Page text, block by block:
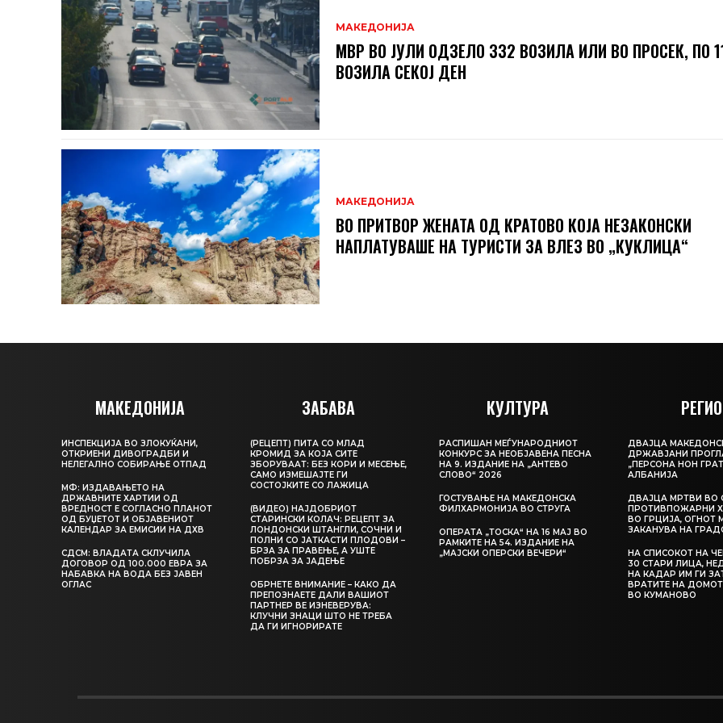
МАКЕДОНИЈА
МВР ВО ЈУЛИ ОДЗЕЛО 332 ВОЗИЛА ИЛИ ВО ПРОСЕК, ПО
ВОЗИЛА СЕКОЈ ДЕН
МАКЕДОНИЈА
ВО ПРИТВОР ЖЕНАТА ОД КРАТОВО КОЈА НЕЗАКОНСКИ
НАПЛАТУВАШЕ НА ТУРИСТИ ЗА ВЛЕЗ ВО „КУКЛИЦА“
МАКЕДОНИЈА
ИНСПЕКЦИЈА ВО ЗЛОКУЌАНИ,
ОТКРИЕНИ ДИВОГРАДБИ И
НЕЛЕГАЛНО СОБИРАЊЕ ОТПАД
МФ: ИЗДАВАЊЕТО НА
ДРЖАВНИТЕ ХАРТИИ ОД
ВРЕДНОСТ Е СОГЛАСНО ПЛАНОТ
ОД БУЏЕТОТ И ОБЈАВЕНИОТ
КАЛЕНДАР ЗА ЕМИСИИ НА ДХВ
СДСМ: ВЛАДАТА СКЛУЧИЛА
ДОГОВОР ОД 100.000 ЕВРА ЗА
НАБАВКА НА ВОДА БЕЗ ЈАВЕН
ОГЛАС
ЗАБАВА
(РЕЦЕПТ) ПИТА СО МЛАД
КРОМИД ЗА КОЈА СИТЕ
ЗБОРУВААТ: БЕЗ КОРИ И МЕСЕЊЕ,
САМО ИЗМЕШАЈТЕ ГИ
СОСТОЈКИТЕ СО ЛАЖИЦА
(ВИДЕО) НАЈДОБРИОТ
СТАРИНСКИ КОЛАЧ: РЕЦЕПТ ЗА
ЛОНДОНСКИ ШТАНГЛИ, СОЧНИ И
ПОЛНИ СО ЈАТКАСТИ ПЛОДОВИ –
БРЗА ЗА ПРАВЕЊЕ, А УШТЕ
ПОБРЗА ЗА ЈАДЕЊЕ
ОБРНЕТЕ ВНИМАНИЕ – КАКО ДА
ПРЕПОЗНАЕТЕ ДАЛИ ВАШИОТ
ПАРТНЕР ВЕ ИЗНЕВЕРУВА:
КЛУЧНИ ЗНАЦИ ШТО НЕ ТРЕБА
ДА ГИ ИГНОРИРАТЕ
КУЛТУРА
РАСПИШАН МЕЃУНАРОДНИОТ
КОНКУРС ЗА НЕОБЈАВЕНА ПЕСНА
НА 9. ИЗДАНИЕ НА „АНТЕВО
СЛОВО“ 2026
ГОСТУВАЊЕ НА МАКЕДОНСКА
ФИЛХАРМОНИЈА ВО СТРУГА
ОПЕРАТА „ТОСКА“ НА 16 МАЈ ВО
РАМКИТЕ НА 54. ИЗДАНИЕ НА
„МАЈСКИ ОПЕРСКИ ВЕЧЕРИ“
ДВАЈЦА
ДРЖАВЈАНИ
„ПЕРСОНА НОН
АЛБАНИЈА
ДВАЈЦА МРТВИ ВО
ПРОТИВПОЖАРНИ
ВО ГРЦИЈА, ОГНОТ
ЗАКАНУВА НА
НА СПИСОКОТ НА
30 СТАРИ ЛИЦА,
НА КАДАР ИМ ГИ
ВРАТИТЕ НА
ВО КУМАНОВО